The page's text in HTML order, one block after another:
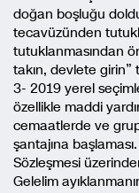
doğan boşluğu
tecavüzünden
tutuklanmasından
takın, devlete girin”
3- 2019 yerel
özellikle maddi
cemaatlerde ve
şantajına
Sözleşmesi
Gelelim